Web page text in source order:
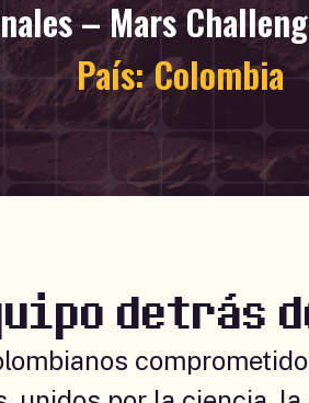
– Mars
País:Colombia
detrás